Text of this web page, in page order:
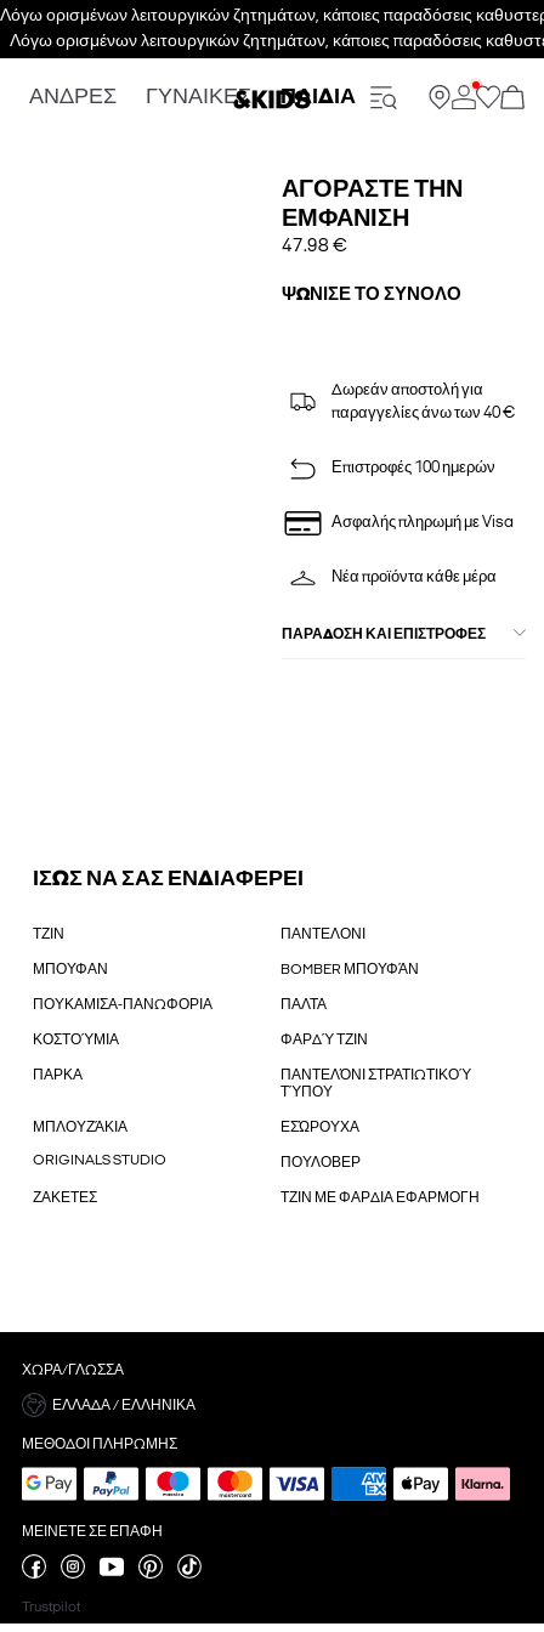
Λόγω ορισμένων λειτουργικών ζητημάτων, κάποιες παραδόσεις
Λόγω ορισμένων λειτουργικών ζητημάτων, κάποιες παραδόσεις
ΑΝΔΡΕΣ ΓΥΝΑΙΚΕΣ ΠΑΙΔΙΑ
ΑΓΟΡΆΣΤΕ ΤΗΝ
ΕΜΦΆΝΙΣΗ
47.98 €
ΨΏΝΙΣΕ ΤΟ ΣΎΝΟΛΟ
Δωρεάν αποστολή για
παραγγελίες άνω των 40 €
Επιστροφές 100 ημερών
Ασφαλής πληρωμή με Visa
Νέα προϊόντα κάθε μέρα
ΠΑΡΑΔΟΣΗ ΚΑΙ ΕΠΙΣΤΡΟΦΕΣ
ΙΣΩΣ ΝΑ ΣΑΣ ΕΝΔΙΑΦΕΡΕΙ
ΤΖΙΝ ΠΑΝΤΕΛΟΝΙ
ΜΠΟΥΦΑΝ BOMBER ΜΠΟΥΦΆΝ
ΠΟΥΚΑΜΙΣΑ-ΠΑΝΩΦΟΡΙΑ ΠΑΛΤΑ
ΚΟΣΤΟΎΜΙΑ ΦΑΡΔΎ ΤΖΙΝ
ΠΑΡΚΑ
ΠΑΝΤΕΛΌΝΙ ΣΤΡΑΤΙΩΤΙΚΟΎ
ΤΎΠΟΥ
ΜΠΛΟΥΖΆΚΙΑ ΕΣΏΡΟΥΧΑ
ORIGINALS STUDIO ΠΟΥΛΟΒΕΡ
ΖΑΚΕΤΕΣ ΤΖΙΝ ΜΕ ΦΑΡΔΙΑ ΕΦΑΡΜΟΓΗ
ΧΏΡΑ/ΓΛΏΣΣΑ
ΕΛΛΆΔΑ / ΕΛΛΗΝΙΚΆ
ΜΈΘΟΔΟΙ ΠΛΗΡΩΜΉΣ
ΜΕΊΝΕΤΕ ΣΕ ΕΠΑΦΉ
Trustpilot